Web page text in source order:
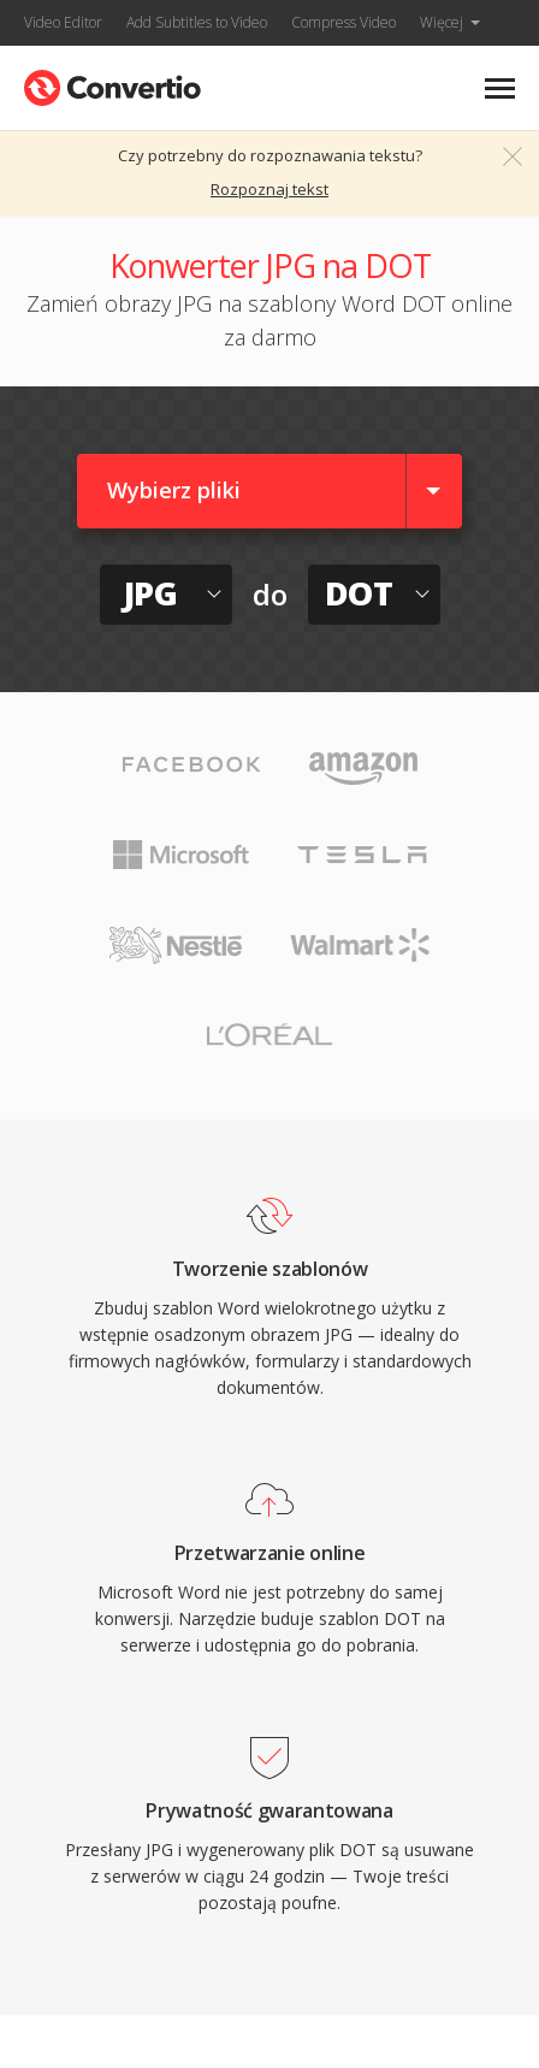
Video Editor Add Subtitles to Video Compress Video Więcej
Czy potrzebny do rozpoznawania tekstu?
Rozpoznaj tekst
Konwerter JPG na DOT
Zamień obrazy JPG na szablony Word DOT online
za darmo
Wybierz pliki
JPG do DOT
Tworzenie szablonów
Zbuduj szablon Word wielokrotnego użytku z
wstępnie osadzonym obrazem JPG — idealny do
firmowych nagłówków, formularzy i standardowych
dokumentów.
Przetwarzanie online
Microsoft Word nie jest potrzebny do samej
konwersji. Narzędzie buduje szablon DOT na
serwerze i udostępnia go do pobrania.
Prywatność gwarantowana
Przesłany JPG i wygenerowany plik DOT są usuwane
z serwerów w ciągu 24 godzin — Twoje treści
pozostają poufne.